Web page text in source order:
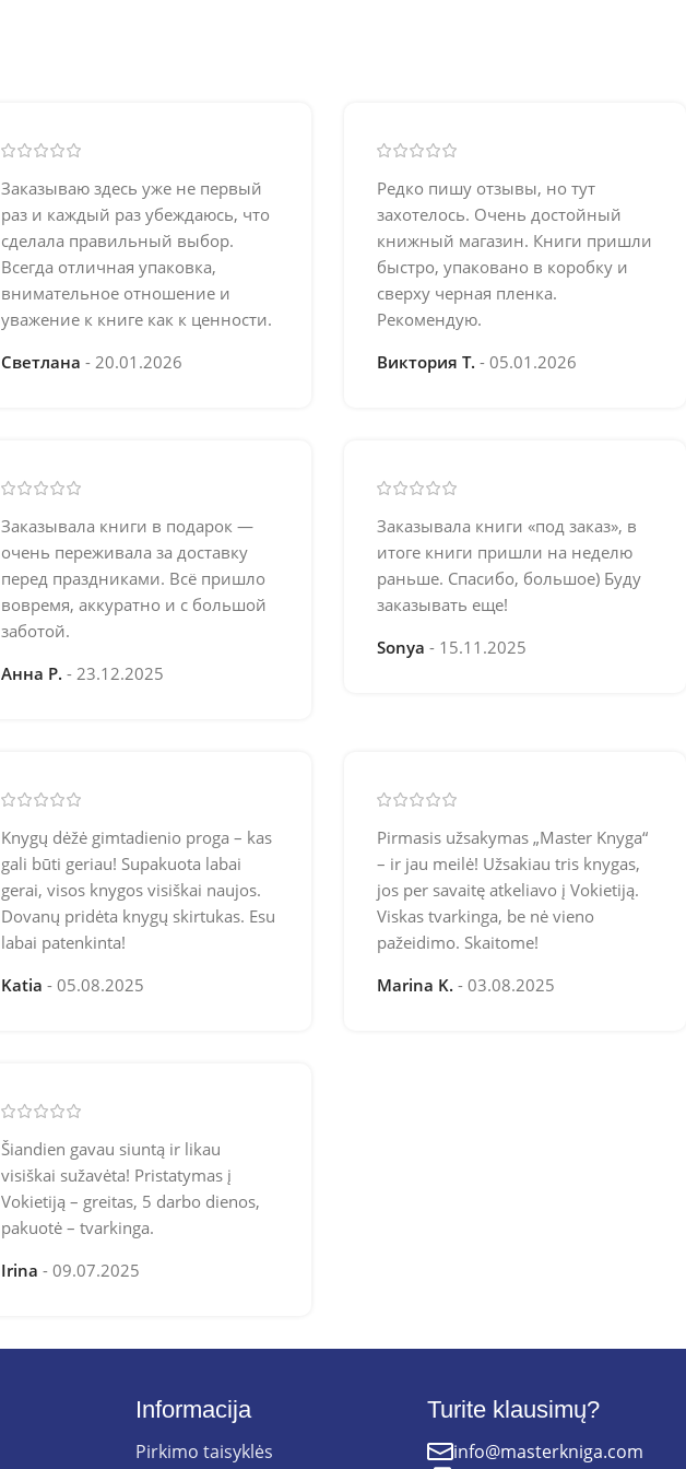
Заказываю здесь уже не первый
раз и каждый раз убеждаюсь, что
сделала правильный выбор.
Всегда отличная упаковка,
внимательное отношение и
уважение к книге как к ценности.
Светлана
20.01.2026
Редко пишу отзывы, но тут
захотелось. Очень достойный
книжный магазин. Книги пришли
быстро, упаковано в коробку и
сверху черная пленка.
Рекомендую.
Виктория Т.
05.01.2026
Заказывала книги в подарок —
очень переживала за доставку
перед праздниками. Всё пришло
вовремя, аккуратно и с большой
заботой.
Анна Р.
23.12.2025
Заказывала книги «под заказ», в
итоге книги пришли на неделю
раньше. Спасибо, большое) Буду
заказывать еще!
Sonya
15.11.2025
Knygų dėžė gimtadienio proga – kas
gali būti geriau! Supakuota labai
gerai, visos knygos visiškai naujos.
Dovanų pridėta knygų skirtukas. Esu
labai patenkinta!
Katia
05.08.2025
Pirmasis užsakymas „Master Knyga“
– ir jau meilė! Užsakiau tris knygas,
jos per savaitę atkeliavo į Vokietiją.
Viskas tvarkinga, be nė vieno
pažeidimo. Skaitome!
Marina K.
03.08.2025
Šiandien gavau siuntą ir likau
visiškai sužavėta! Pristatymas į
Vokietiją – greitas, 5 darbo dienos,
pakuotė – tvarkinga.
Irina
09.07.2025
Informacija
Pirkimo taisyklės
Turite klausimų?
info@masterkniga.com